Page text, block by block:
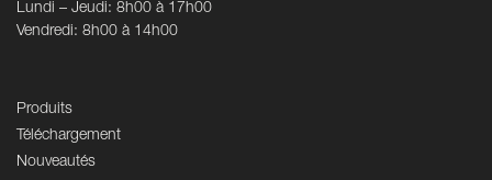
Lundi – Jeudi: 8h00 à 17h00
Vendredi: 8h00 à 14h00
Produits
Téléchargement
Nouveautés